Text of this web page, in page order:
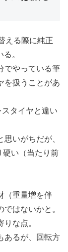
える際に純正
。
でやっている筆
を扱うことがあ
タイヤと違い
いがちだが、
硬い（当たり前
（重量増を伴
はないかと。
な点。
あるが、回転方